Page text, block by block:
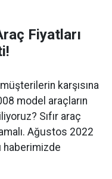
Fiyatları
karşısına
model araçların
Sıfır araç
Ağustos 2022
haberimizde